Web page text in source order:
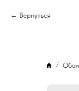
Вернуться
Обои